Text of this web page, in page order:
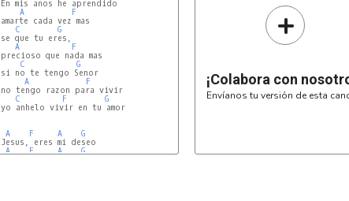
En mis anos he aprendido
A
F
amarte cada vez mas
C
G
se que tu eres,
A
F
precioso que nada mas
C
G
si no te tengo Senor
A
F
no tengo razon para vivir
C
F
G
yo anhelo vivir en tu amor
A F A
G
Jesus, eres mi deseo
A
F A
G
+
¡Colabora con
Envíanos tu versión de esta